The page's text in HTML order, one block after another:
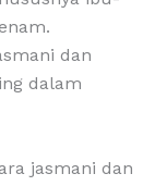
dan
dalam
jasmani dan